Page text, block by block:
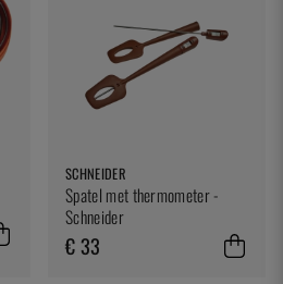
SCHNEIDER
Spatel met thermometer -
Schneider
€ 33